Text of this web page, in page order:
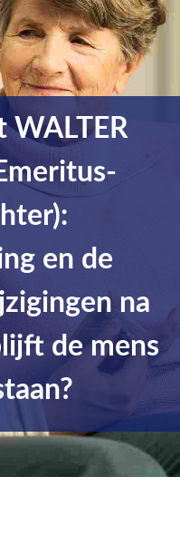
WALTER
en de
na
de mens